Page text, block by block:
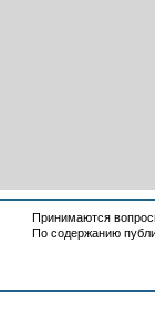
Принимаются
По содержанию